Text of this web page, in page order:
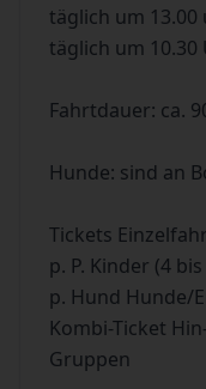
täglich um 13.00
täglich um 10.30
Fahrtdauer: ca.
Hunde: sind an
Tickets
p. P. Kinder (4
p. Hund Hunde/
Kombi-Ticket
Gruppen